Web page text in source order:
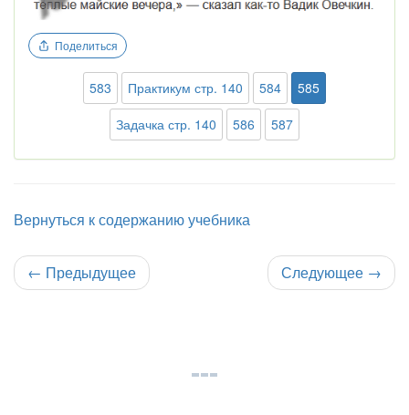
Поделиться
583 Практикум стр. 140 584
585
Задачка стр. 140
586 587
Вернуться к содержанию учебника
← Предыдущее Следующее →